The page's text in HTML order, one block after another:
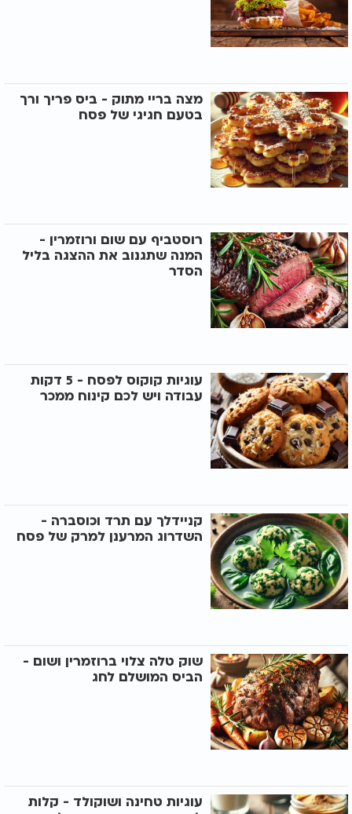
מצה בריי מתוק - ביס פריך ורך
בטעם חגיגי של פסח
רוסטביף עם שום ורוזמרין -
המנה שתגנוב את ההצגה בליל
הסדר
עוגיות קוקוס לפסח - 5 דקות
עבודה ויש לכם קינוח ממכר
קניידלך עם תרד וכוסברה -
השדרוג המרענן למרק של פסח
שוק טלה צלוי ברוזמרין ושום -
הביס המושלם לחג
עוגיות טחינה ושוקולד - קלות